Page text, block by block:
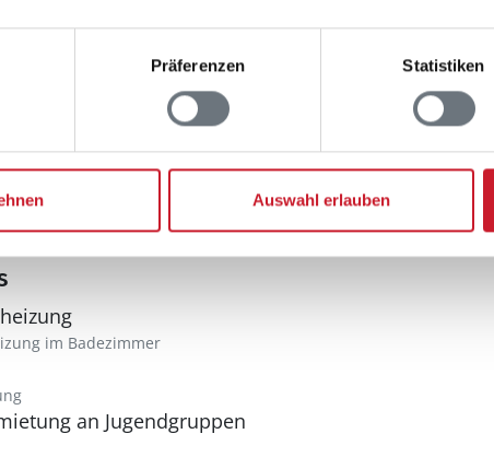
Präferenzen Statistiken
Auswahl erlauben
Trockner
Gemeinsame
Gartenmöbel
Grill
Gemeinschafts-
Terrasse: 1
im Badezimmer
an Jugendgruppen